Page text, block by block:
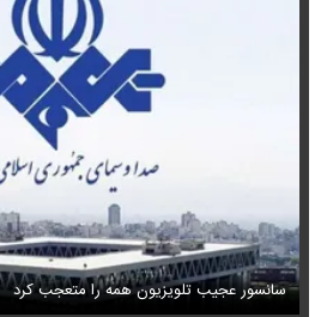
سانسور عجیب تلویزیون همه را متعجب کرد